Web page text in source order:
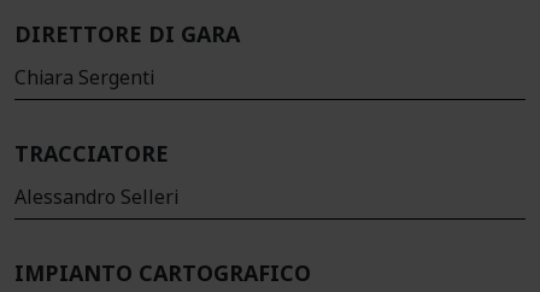
DIRETTORE DI GARA
Chiara Sergenti
TRACCIATORE
Alessandro Selleri
IMPIANTO CARTOGRAFICO